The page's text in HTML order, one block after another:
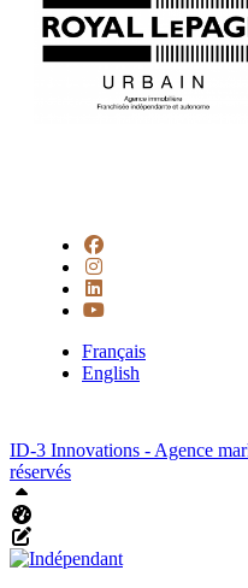
Français
English
ID-3 Innovations - Agence
réservés